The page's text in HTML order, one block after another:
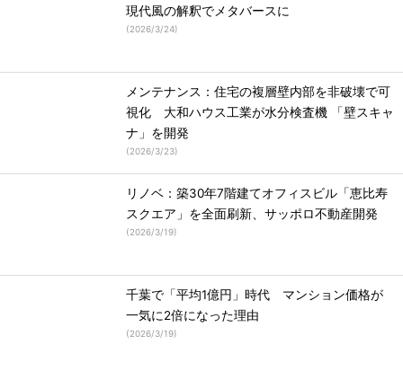
現代風の解釈でメタバースに
(2026/3/24)
メンテナンス：住宅の複層壁内部を非破壊で可
視化 大和ハウス工業が水分検査機 「壁スキャ
ナ」を開発
(2026/3/23)
リノベ：築30年7階建てオフィスビル「恵比寿
スクエア」を全面刷新、サッポロ不動産開発
(2026/3/19)
千葉で「平均1億円」時代 マンション価格が
一気に2倍になった理由
(2026/3/19)